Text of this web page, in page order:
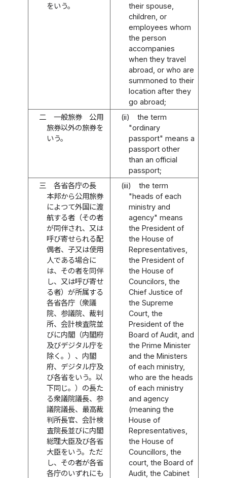
をいう。
their spouse,
children, or
employees whom
the person
accompanies
when they travel
abroad, or who are
summoned to their
location after they
go abroad;
二
一般旅券 公用
旅券以外の旅券を
いう。
(ii)
the term
"ordinary
passport" means a
passport other
than an official
passport;
三
各省各庁の長
本邦から公用旅券
によつて外国に渡
航する者（その者
が同伴され、又は
呼び寄せられる配
偶者、子又は使用
人である場合に
は、その者を同伴
し、又は呼び寄せ
る者）が所属する
各省各庁（衆議
院、参議院、裁判
所、会計検査院並
びに内閣（内閣府
及びデジタル庁を
除く。）、内閣
府、デジタル庁及
び各省をいう。以
下同じ。）の長た
る衆議院議長、参
議院議長、最高裁
判所長官、会計検
査院長並びに内閣
総理大臣及び各省
大臣をいう。ただ
し、その者が各省
各庁のいずれにも
(iii)
the term
"heads of each
ministry and
agency" means
the President of
the House of
Representatives,
the President of
the House of
Councilors, the
Chief Justice of
the Supreme
Court, the
President of the
Board of Audit, and
the Prime Minister
and the Ministers
of each ministry,
who are the heads
of each ministry
and agency
(meaning the
House of
Representatives,
the House of
Councillors, the
court, the Board of
Audit, the Cabinet